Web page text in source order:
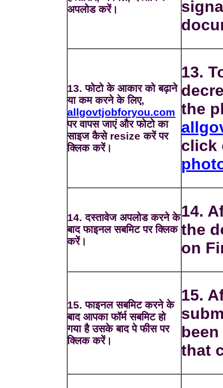
अपलोड करें।
13. फोटो के आकार को बढ़ाने
या कम करने के लिए,
allgovtjobforyou.com
पर वापस जाएं और फोटो का
साइज कैसे resize करें पर
क्लिक करें।
13.
the
click
14. दस्तावेज अपलोड करने के
बाद फाइनल सबमिट पर क्लिक
करें।
14.
the
on
15. फाइनल सबमिट करने के
बाद आपका फॉर्म सबमिट हो
गया है उसके बाद पे फीस पर
क्लिक करें।
15.
that